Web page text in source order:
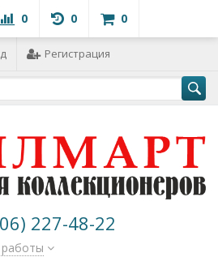
0 0 0
Регистрация
227-48-22